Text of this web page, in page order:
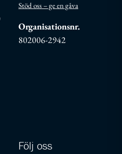
Stöd oss – ge en gåva
Organisationsnr.
802006-2942
Följ oss